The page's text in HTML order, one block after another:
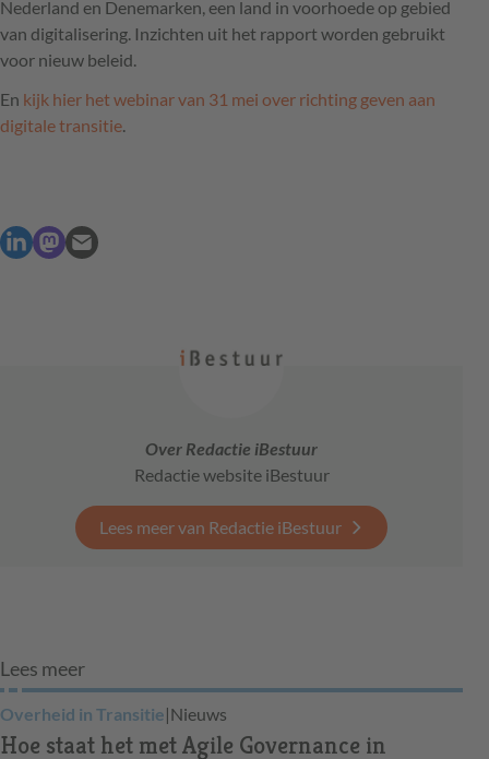
Nederland en Denemarken, een land in voorhoede op gebied
van digitalisering. Inzichten uit het rapport worden gebruikt
voor nieuw beleid.
En kijk hier het webinar van 31 mei over richting geven aan
digitale transitie
Over Redactie iBestuur
Redactie website iBestuur
Lees meer van Redactie iBestuur
Lees meer
Overheid in Transitie|Nieuws
Hoe staat het met Agile Governance in